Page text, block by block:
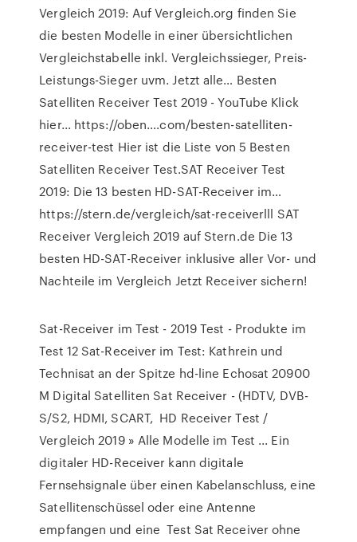
Vergleich 2019: Auf Vergleich.org finden Sie
die besten Modelle in einer übersichtlichen
Vergleichstabelle inkl. Vergleichssieger, Preis-
Leistungs-Sieger uvm. Jetzt alle… Besten
Satelliten Receiver Test 2019 - YouTube Klick
hier... https://oben….com/besten-satelliten-
receiver-test Hier ist die Liste von 5 Besten
Satelliten Receiver Test.SAT Receiver Test
2019: Die 13 besten HD-SAT-Receiver im…
https://stern.de/vergleich/sat-receiverlll SAT
Receiver Vergleich 2019 auf Stern.de Die 13
besten HD-SAT-Receiver inklusive aller Vor- und
Nachteile im Vergleich Jetzt Receiver sichern!
Sat-Receiver im Test - 2019 Test - Produkte im
Test 12 Sat-Receiver im Test: Kathrein und
Technisat an der Spitze hd-line Echosat 20900
M Digital Satelliten Sat Receiver - (HDTV, DVB-
S/S2, HDMI, SCART, HD Receiver Test /
Vergleich 2019 » Alle Modelle im Test ... Ein
digitaler HD-Receiver kann digitale
Fernsehsignale über einen Kabelanschluss, eine
Satellitenschüssel oder eine Antenne
empfangen und eine Test Sat Receiver ohne